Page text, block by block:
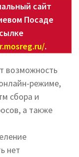
сайт
Посаде
.
возможность
режиме,
сбора и
а также
нет